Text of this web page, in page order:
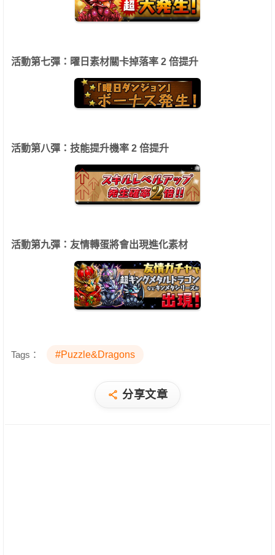
活動第七彈：曜日素材關卡掉落率 2 倍提升
活動第八彈：技能提升機率 2 倍提升
活動第九彈：友情轉蛋將會出現進化素材
Tags： #Puzzle&Dragons
分享文章